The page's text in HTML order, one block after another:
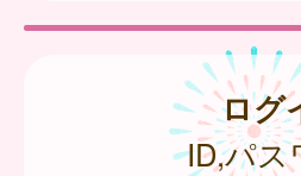
ログ
ID,パス